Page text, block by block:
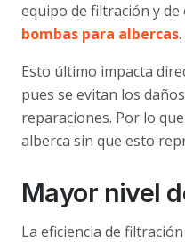
equipo de filtración y
bombas para albercas.
Esto último impacta
pues se evitan los
reparaciones. Por lo
alberca sin que esto
Mayor nivel
La eficiencia de